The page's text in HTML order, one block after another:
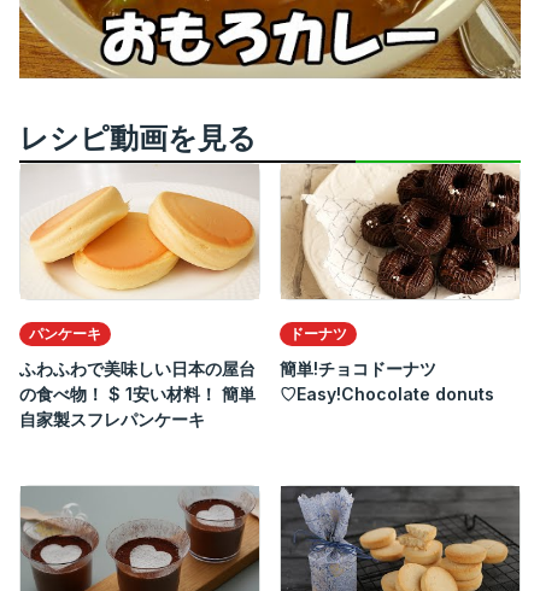
レシピ動画を見る
パンケーキ
ふわふわで美味しい日本の屋台
の食べ物！ $ 1安い材料！ 簡単
自家製スフレパンケーキ
ドーナツ
簡単!チョコドーナツ
♡Easy!Chocolate donuts